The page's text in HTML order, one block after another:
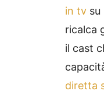
in tv su
ricalca
il cast
diretta